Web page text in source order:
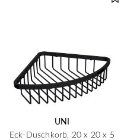
UNI
Eck-Duschkorb, 20 x 20 x 5